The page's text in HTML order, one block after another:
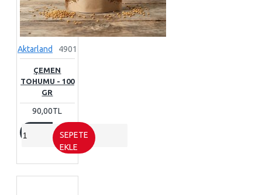
Aktarland 4901
ÇEMEN
TOHUMU - 100
GR
90,00TL
SEPETE
EKLE